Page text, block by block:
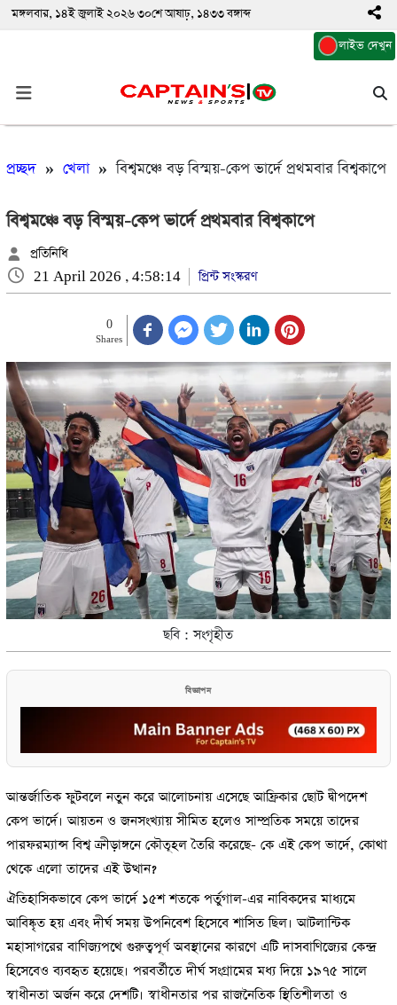
মঙ্গলবার, ১৪ই জুলাই ২০২৬ ৩০শে আষাঢ়, ১৪৩৩ বঙ্গাব্দ
লাইভ দেখুন
প্রচ্ছদ» খেলা»বিশ্বমঞ্চে বড় বিস্ময়-কেপ ভার্দে প্রথমবার বিশ্বকাপে
বিশ্বমঞ্চে বড় বিস্ময়-কেপ ভার্দে প্রথমবার বিশ্বকাপে
প্রতিনিধি
21 April 2026 , 4:58:14
প্রিন্ট সংস্করণ
0
Shares
ছবি : সংগৃহীত
বিজ্ঞাপন
আন্তর্জাতিক ফুটবলে নতুন করে আলোচনায় এসেছে আফ্রিকার ছোট দ্বীপদেশ
কেপ ভার্দে। আয়তন ও জনসংখ্যায় সীমিত হলেও সাম্প্রতিক সময়ে তাদের
পারফরম্যান্স বিশ্ব ক্রীড়াঙ্গনে কৌতূহল তৈরি করেছে- কে এই কেপ ভার্দে, কোথা
থেকে এলো তাদের এই উত্থান?
ঐতিহাসিকভাবে কেপ ভার্দে ১৫শ শতকে পর্তুগাল-এর নাবিকদের মাধ্যমে
আবিষ্কৃত হয় এবং দীর্ঘ সময় উপনিবেশ হিসেবে শাসিত ছিল। আটলান্টিক
মহাসাগরের বাণিজ্যপথে গুরুত্বপূর্ণ অবস্থানের কারণে এটি দাসবাণিজ্যের কেন্দ্র
হিসেবেও ব্যবহৃত হয়েছে। পরবর্তীতে দীর্ঘ সংগ্রামের মধ্য দিয়ে ১৯৭৫ সালে
স্বাধীনতা অর্জন করে দেশটি। স্বাধীনতার পর রাজনৈতিক স্থিতিশীলতা ও